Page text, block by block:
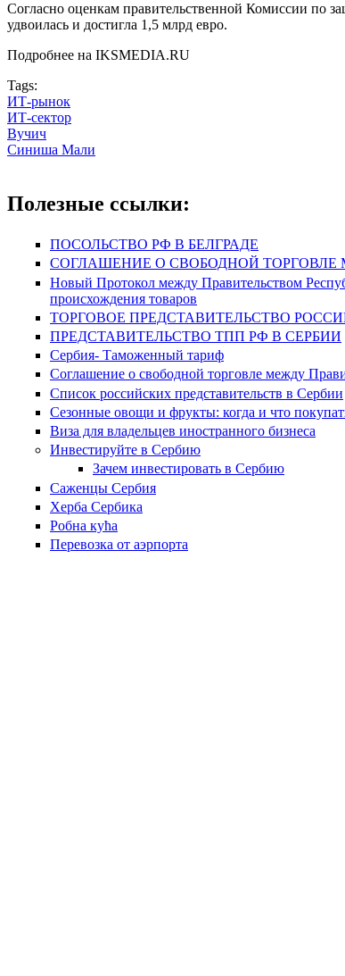
Согласно оценкам правительственной Комиссии по
удвоилась и достигла 1,5 млрд евро.
Подробнее на IKSMEDIA.RU
Tags:
ИТ-рынок
ИТ-сектор
Вучич
Синиша Мали
Полезные ссылки:
ПОСОЛЬСТВО РФ В БЕЛГРАДЕ
СОГЛАШЕНИЕ О СВОБОДНОЙ ТОРГОВЛЕ
Новый Протокол между Правительством
происхождения товаров
ТОРГОВОЕ ПРЕДСТАВИТЕЛЬСТВО
ПРЕДСТАВИТЕЛЬСТВО ТПП РФ В СЕРБИИ
Сербия- Таможенный тариф
Соглашение о свободной торговле между
Список российских представительств в Сербии
Сезонные овощи и фрукты: когда и что
Виза для владельцев иностранного бизнеса
Инвестируйте в Сербию
Зачем инвестировать в Сербию
Саженцы Сербия
Херба Сербика
Робна кућа
Перевозка от аэрпорта